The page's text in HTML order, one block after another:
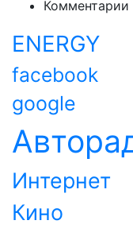
Комментарии
ENERGY
facebook
google
Интернет
Кино